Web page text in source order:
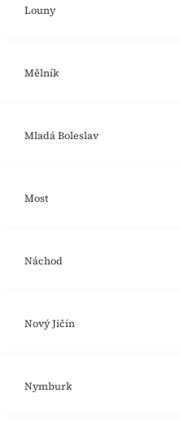
Louny
Mělník
Mladá Boleslav
Most
Náchod
Nový Jičín
Nymburk